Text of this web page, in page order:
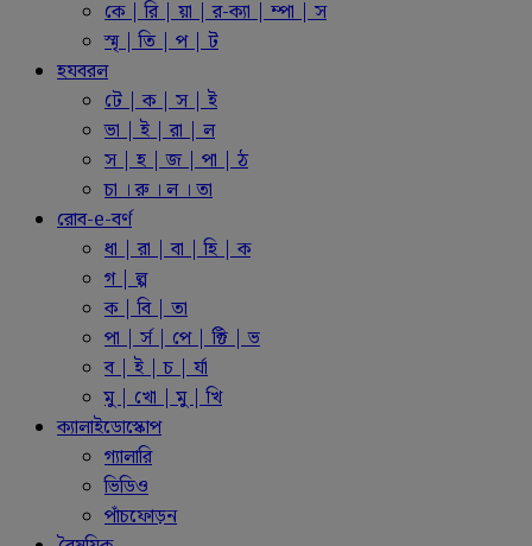
কে | রি | য়া | র-ক্যা | ম্পা | স
স্মৃ | তি | প | ট
হযবরল
টে | ক | স | ই
ভা | ই | রা | ল
স | হ | জ | পা | ঠ
চা । রু । ল । তা
রোব-e-বর্ণ
ধা | রা | বা | হি | ক
গ | ল্প
ক | বি | তা
পা | র্স | পে | ক্টি | ভ
ব | ই | চ | র্যা
মু | খো | মু | খি
ক্যালাইডোস্কোপ
গ্যালারি
ভিডিও
পাঁচফোড়ন